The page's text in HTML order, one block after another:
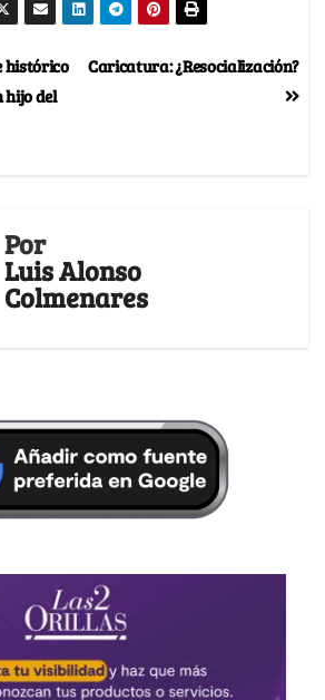
Caricatura: ¿Resocialización?
histórico
hijo del
Por
Luis Alonso
Colmenares